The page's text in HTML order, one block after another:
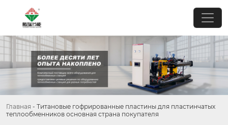
Главная - Титановые гофрированные пластины для пластинчатых
теплообменников основная страна покупателя